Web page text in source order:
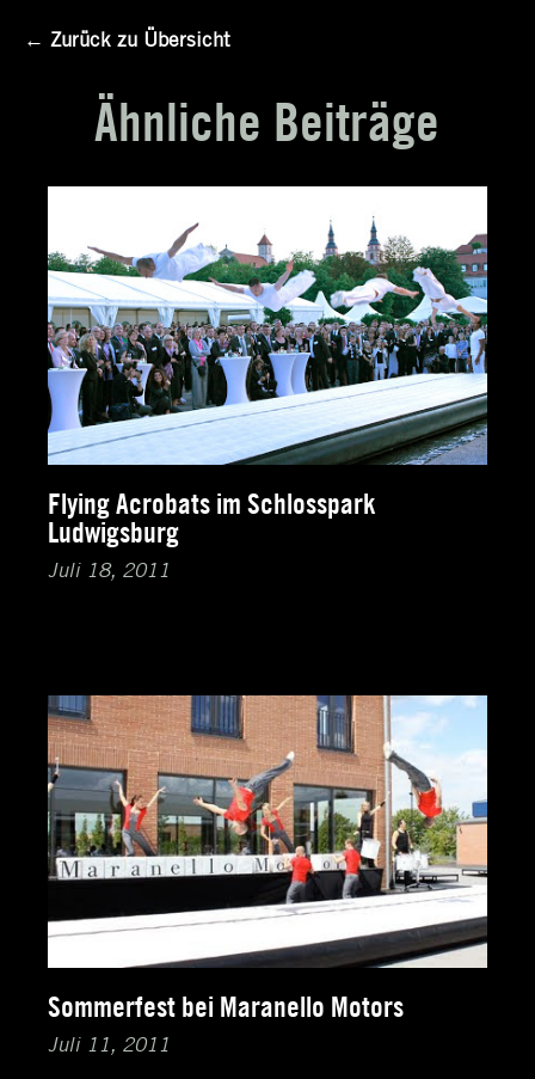
← Zurück zu Übersicht
Ähnliche Beiträge
Flying Acrobats im Schlosspark
Ludwigsburg
Juli 18, 2011
Sommerfest bei Maranello Motors
Juli 11, 2011